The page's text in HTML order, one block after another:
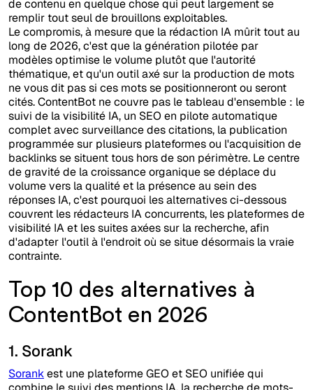
de contenu en quelque chose qui peut largement se
remplir tout seul de brouillons exploitables.
Le compromis, à mesure que la rédaction IA mûrit tout au
long de 2026, c'est que la génération pilotée par
modèles optimise le volume plutôt que l'autorité
thématique, et qu'un outil axé sur la production de mots
ne vous dit pas si ces mots se positionneront ou seront
cités. ContentBot ne couvre pas le tableau d'ensemble : le
suivi de la visibilité IA, un SEO en pilote automatique
complet avec surveillance des citations, la publication
programmée sur plusieurs plateformes ou l'acquisition de
backlinks se situent tous hors de son périmètre. Le centre
de gravité de la croissance organique se déplace du
volume vers la qualité et la présence au sein des
réponses IA, c'est pourquoi les alternatives ci-dessous
couvrent les rédacteurs IA concurrents, les plateformes de
visibilité IA et les suites axées sur la recherche, afin
d'adapter l'outil à l'endroit où se situe désormais la vraie
contrainte.
Top 10 des alternatives à
ContentBot en 2026
1. Sorank
Sorankest une plateforme GEO et SEO unifiée qui